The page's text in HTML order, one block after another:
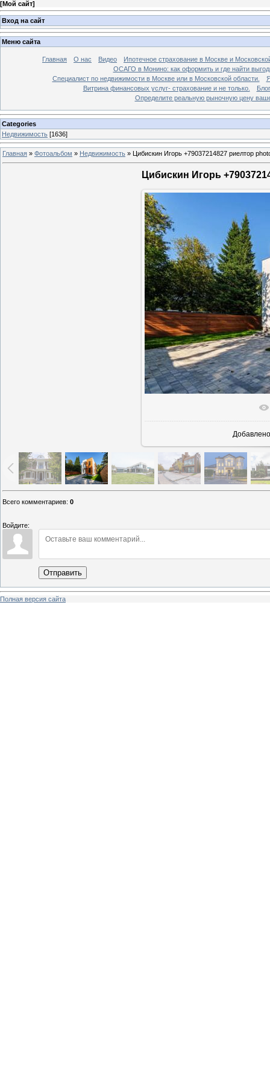
[Мой сайт]
Вход на сайт
Меню сайта
Главная О нас Видео
Ипотечное страхование в Москве и
ОСАГО в Монино: как оформить и где найти
Специалист по недвижимости в Москве или в Московской области.
Витрина финансовых услуг- страхование и не только.
Блог
Определите реальную рыночную цену
Categories
Недвижимость [1636]
Главная » Фотоальбом » Недвижимость » Цибискин Игорь +79037214827 риелтор
Цибискин Игорь
В
Добавлено
Всего комментариев: 0
Войдите:
Отправить
Полная версия сайта